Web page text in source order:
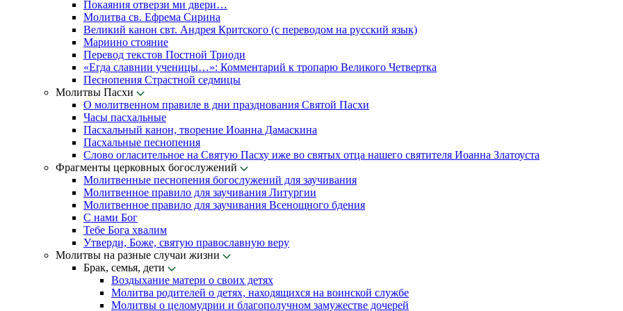
Покаяния отверзи ми двери…
Молитва св. Ефрема Сирина
Великий канон свт. Андрея Критского (с переводом на русский язык)
Мариино стояние
Перевод текстов Постной Триоди
«Егда славнии ученицы…»: Комментарий к тропарю Великого Четвертка
Песнопения Страстной седмицы
Молитвы Пасхи
О молитвенном правиле в дни празднования Святой Пасхи
Часы пасхальные
Пасхальный канон, творение Иоанна Дамаскина
Пасхальные песнопения
Слово огласительное на Святую Пасху иже во святых отца нашего святителя Иоанна Златоуста
Фрагменты церковных богослужений
Молитвенные песнопения богослужений для заучивания
Молитвенное правило для заучивания Литургии
Молитвенное правило для заучивания Всенощного бдения
С нами Бог
Тебе Бога хвалим
Утверди, Боже, святую православную веру
Молитвы на разные случаи жизни
Брак, семья, дети
Воздыхание матери о своих детях
Молитва родителей о детях, находящихся на воинской службе
Молитвы о целомудрии и благополучном замужестве дочерей